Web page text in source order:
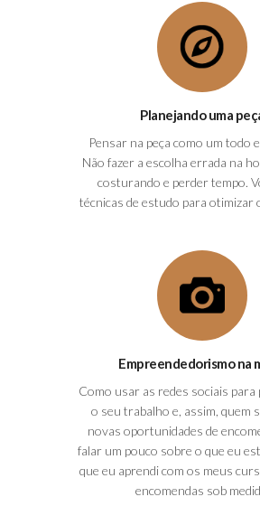
Planejando uma
Pensar na peça como um todo
Não fazer a escolha errada na
costurando e perder tempo.
técnicas de estudo para otimizar
Empreendedorismo na
Como usar as redes sociais para
o seu trabalho e, assim, quem
novas oportunidades de
falar um pouco sobre o que eu
que eu aprendi com os meus
encomendas sob